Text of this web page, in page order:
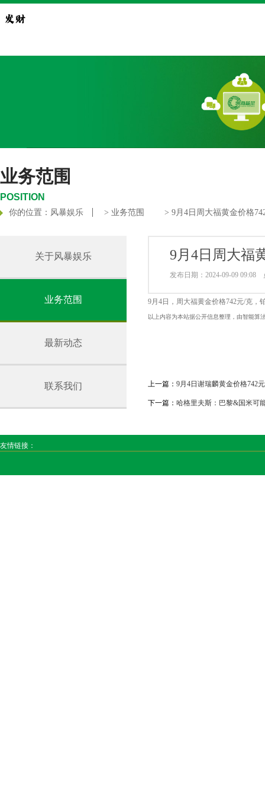
业务范围
POSITION
你的位置： 风暴娱乐 > 业务范围 > 9月4日周大福黄金价格
关于风暴娱乐
业务范围
最新动态
联系我们
9月4日周大福
发布日期：2024-09-09 09:08
9月4日，周大福黄金价格742元/克，
以上内容为本站据公开信息整理，由智能算
上一篇： 9月4日谢瑞麟黄金价格742
下一篇： 哈格里夫斯：巴黎&国米可
友情链接：